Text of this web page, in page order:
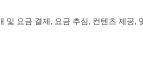
및 요금 결제, 요금 추심, 컨텐츠 제공,